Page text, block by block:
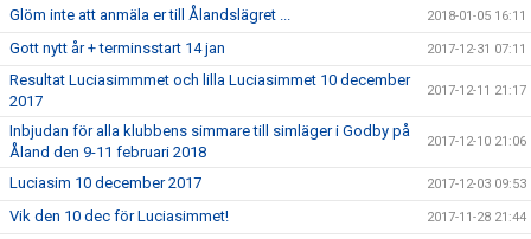
Glöm inte att anmäla er till Ålandslägret ... 2018-01-05 16:11
Gott nytt år + terminsstart 14 jan 2017-12-31 07:11
Resultat Luciasimmmet och lilla Luciasimmet 10 december
2017
2017-12-11 21:17
Inbjudan för alla klubbens simmare till simläger i Godby på
Åland den 9-11 februari 2018
2017-12-10 21:06
Luciasim 10 december 2017 2017-12-03 09:53
Vik den 10 dec för Luciasimmet! 2017-11-28 21:44